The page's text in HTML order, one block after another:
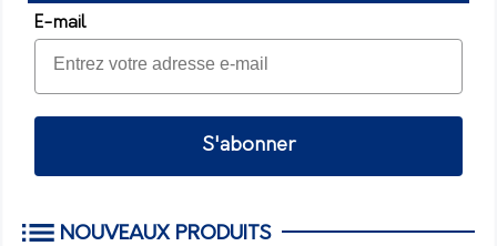
E-mail
S'abonner
NOUVEAUX PRODUITS